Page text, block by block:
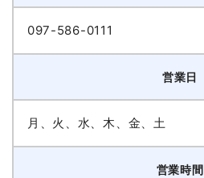
097-586-0111
営業日
月、火、水、木、金、土
営業時間